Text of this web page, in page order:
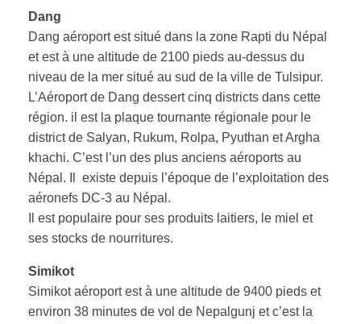
Dang
Dang aéroport est situé dans la zone Rapti du Népal
et est à une altitude de 2100 pieds au-dessus du
niveau de la mer situé au sud de la ville de Tulsipur.
L’Aéroport de Dang dessert cinq districts dans cette
région. il est la plaque tournante régionale pour le
district de Salyan, Rukum, Rolpa, Pyuthan et Argha
khachi. C’est l’un des plus anciens aéroports au
Népal. Il existe depuis l’époque de l’exploitation des
aéronefs DC-3 au Népal.
Il est populaire pour ses produits laitiers, le miel et
ses stocks de nourritures.
Simikot
Simikot aéroport est à une altitude de 9400 pieds et
environ 38 minutes de vol de Nepalgunj et c’est la